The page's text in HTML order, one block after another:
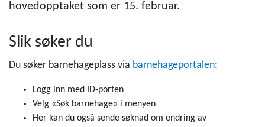
hovedopptaket som er 15. februar.
Slik søker du
Du søker barnehageplass via barnehageportalen:
Logg inn med ID-porten
Velg «Søk barnehage» i menyen
Her kan du også sende søknad om endring av